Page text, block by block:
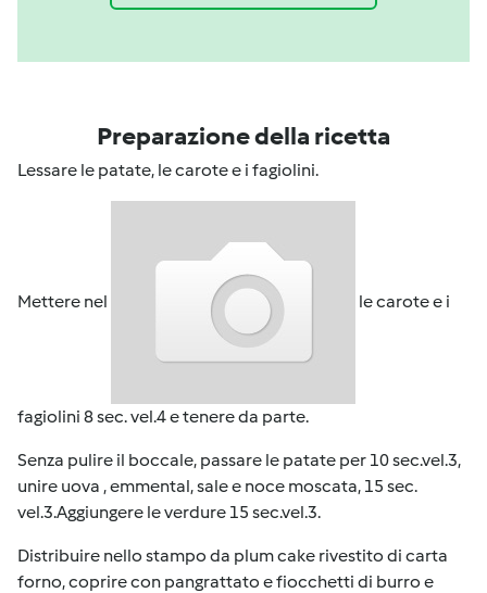
Preparazione della ricetta
Lessare le patate, le carote e i fagiolini.
Mettere nel le carote e i
fagiolini 8 sec. vel.4 e tenere da parte.
Senza pulire il boccale, passare le patate per 10 sec.vel.3,
unire uova , emmental, sale e noce moscata, 15 sec.
vel.3.Aggiungere le verdure 15 sec.vel.3.
Distribuire nello stampo da plum cake rivestito di carta
forno, coprire con pangrattato e fiocchetti di burro e